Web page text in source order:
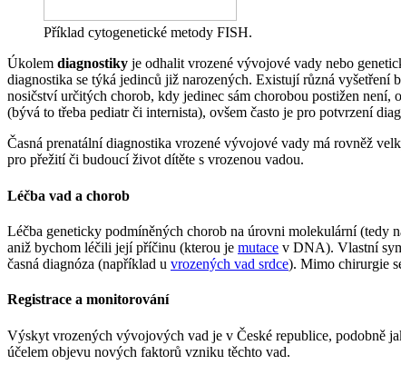
Příklad cytogenetické metody FISH.
Úkolem diagnostiky je odhalit vrozené vývojové vady nebo
diagnostika se týká jedinců již narozených. Existují různá vyšetření
nosičství určitých chorob, kdy jedinec sám chorobou postižen
(bývá to třeba pediatr či internista), ovšem často je pro potvrzení
Časná prenatální diagnostika vrozené vývojové vady má rovněž
pro přežití či budoucí život dítěte s vrozenou vadou.
Léčba vad a chorob
Léčba geneticky podmíněných chorob na úrovni molekulární (tedy
aniž bychom léčili její příčinu (kterou je mutace v DNA). Vlastní
časná diagnóza (například u vrozených vad srdce). Mimo chirurgie
Registrace a monitorování
Výskyt vrozených vývojových vad je v České republice, podobně
účelem objevu nových faktorů vzniku těchto vad.